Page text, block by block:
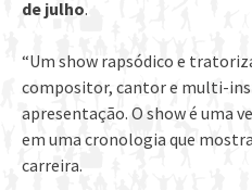
de julho.
“Um show rapsódico e
compositor, cantor e multi-
apresentação. O show é uma
em uma cronologia que
carreira.